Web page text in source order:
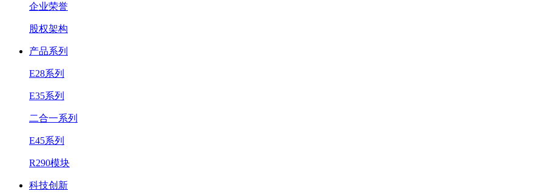
企业荣誉
股权架构
产品系列
E28系列
E35系列
二合一系列
E45系列
R290模块
科技创新